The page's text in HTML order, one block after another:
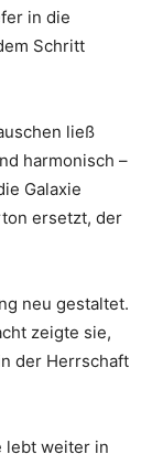
in die
Schritt
ließ
harmonisch –
Galaxie
ersetzt, der
neu gestaltet.
zeigte sie,
der Herrschaft
lebt weiter in